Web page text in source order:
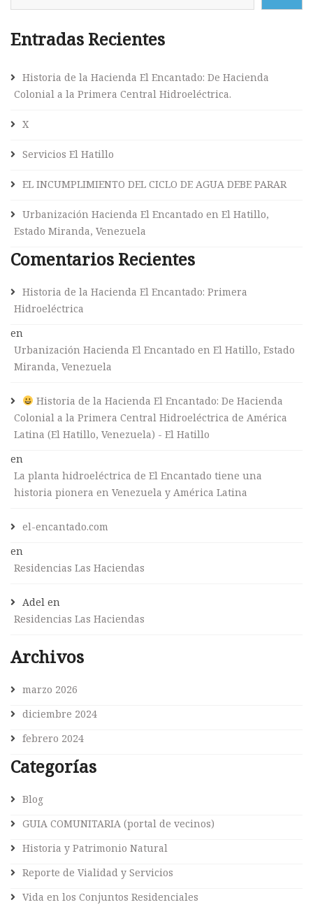
Entradas Recientes
Historia de la Hacienda El Encantado: De Hacienda
Colonial a la Primera Central Hidroeléctrica.
X
Servicios El Hatillo
EL INCUMPLIMIENTO DEL CICLO DE AGUA DEBE PARAR
Urbanización Hacienda El Encantado en El Hatillo,
Estado Miranda, Venezuela
Comentarios Recientes
Historia de la Hacienda El Encantado: Primera
Hidroeléctrica
en
Urbanización Hacienda El Encantado en El Hatillo, Estado
Miranda, Venezuela
Historia de la Hacienda El Encantado: De Hacienda
Colonial a la Primera Central Hidroeléctrica de América
Latina (El Hatillo, Venezuela) - El Hatillo
en
La planta hidroeléctrica de El Encantado tiene una
historia pionera en Venezuela y América Latina
el-encantado.com
en
Residencias Las Haciendas
Adel en
Residencias Las Haciendas
Archivos
marzo 2026
diciembre 2024
febrero 2024
Categorías
Blog
GUIA COMUNITARIA (portal de vecinos)
Historia y Patrimonio Natural
Reporte de Vialidad y Servicios
Vida en los Conjuntos Residenciales